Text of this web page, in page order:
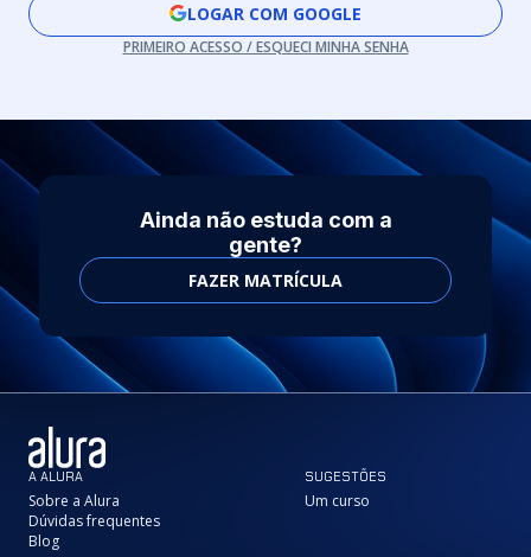
LOGAR COM GOOGLE
PRIMEIRO ACESSO / ESQUECI MINHA SENHA
Ainda não estuda com a
gente?
FAZER MATRÍCULA
A ALURA
Sobre a Alura
Dúvidas frequentes
Blog
SUGESTÕES
Um curso